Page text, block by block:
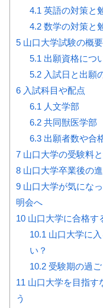
4.1 英語の対策と
4.2数学の対策と
5 山口大学試験の概要
5.1 出願資格につ
5.2入試日と出願
6 入試科目や配点
6.1 人文学部
6.2共同獣医学部
6.3出願者数や合
7 山口大学の受験料
8 山口大学卒業後の
9 山口大学が気にな
明会へ
10 山口大学に合格す
10.1 山口大学に
い？
10.2受験期の過ご
11 山口大学を目指す
う